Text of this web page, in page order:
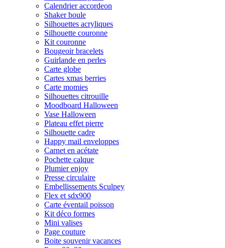
Calendrier accordeon
Shaker boule
Silhouettes acryliques
Silhouette couronne
Kit couronne
Bougeoir bracelets
Guirlande en perles
Carte globe
Cartes xmas berries
Carte momies
Silhouettes citrouille
Moodboard Halloween
Vase Halloween
Plateau effet pierre
Silhouette cadre
Happy mail enveloppes
Carnet en acétate
Pochette calque
Plumier enjoy
Presse circulaire
Embellissements Sculpey
Flex et sdx900
Carte éventail poisson
Kit déco formes
Mini valises
Page couture
Boite souvenir vacances